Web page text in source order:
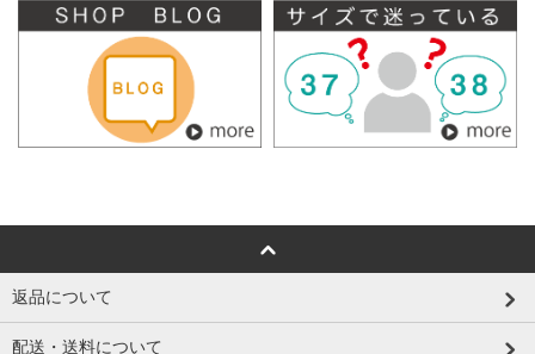
返品について
配送・送料について